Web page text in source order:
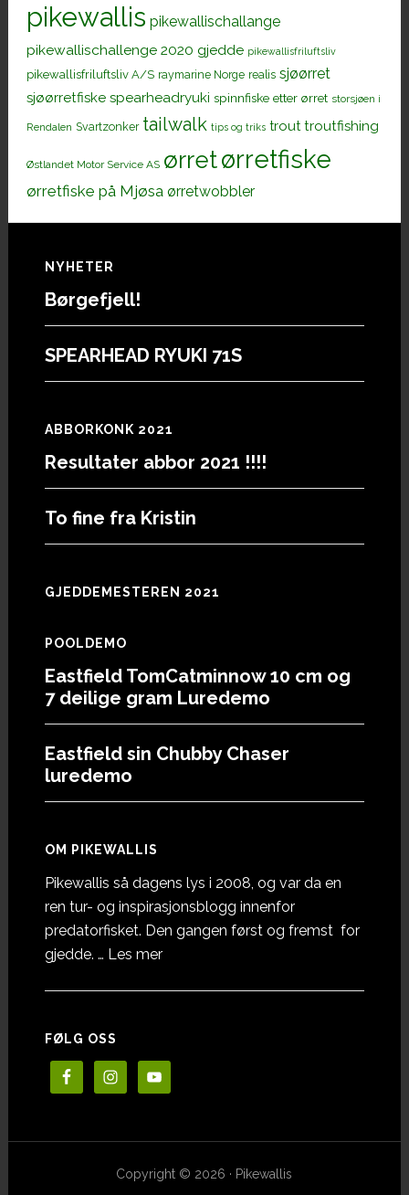
pikewallis pikewallischallange
pikewallischallenge 2020 gjedde pikewallisfriluftsliv
pikewallisfriluftsliv A/S raymarine Norge realis sjøørret
sjøørretfiske spearheadryuki spinnfiske etter ørret storsjøen i
Rendalen Svartzonker tailwalk tips og triks trout troutfishing
Østlandet Motor Service AS ørretørretfiske
ørretfiske på Mjøsa ørretwobbler
Footer
NYHETER
Børgefjell!
SPEARHEAD RYUKI 71S
ABBORKONK 2021
Resultater abbor 2021 !!!!
To fine fra Kristin
GJEDDEMESTEREN 2021
POOLDEMO
Eastfield TomCatminnow 10 cm og
7 deilige gram Luredemo
Eastfield sin Chubby Chaser
luredemo
OM PIKEWALLIS
Pikewallis så dagens lys i 2008, og var da en
ren tur- og inspirasjonsblogg innenfor
predatorfisket. Den gangen først og fremst for
gjedde. … Les meromOm
FØLG OSS
Copyright © 2026 · Pikewallis